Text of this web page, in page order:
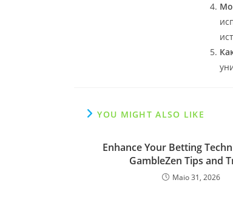
YOU MIGHT ALSO LIKE
Enhance Your Betting
GambleZen Tips and
Maio 31, 2026